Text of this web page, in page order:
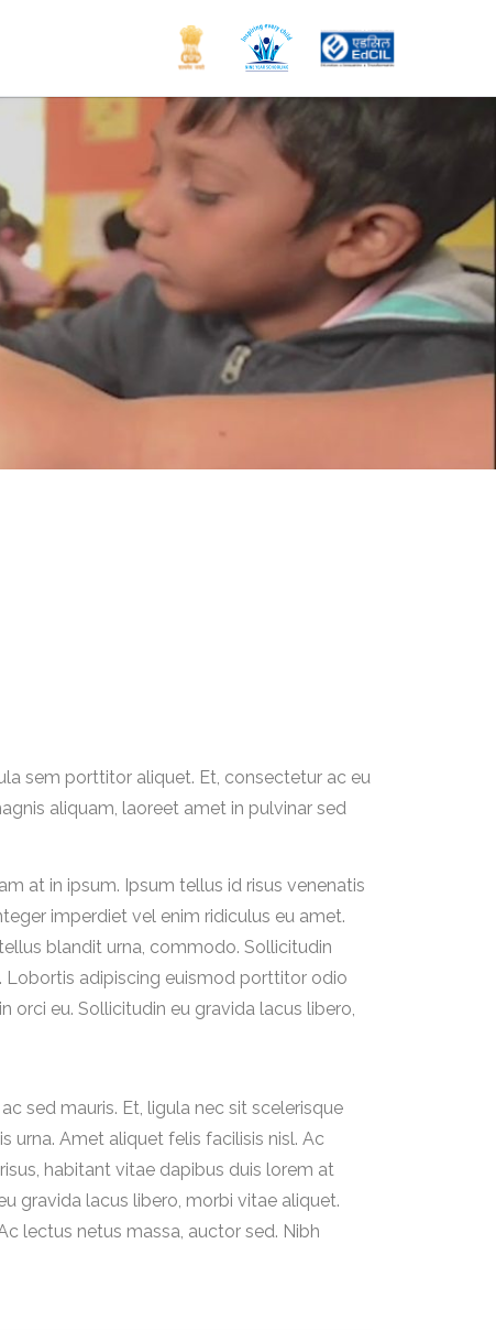
sem porttitor aliquet. Et, consectetur ac eu
aliquam, laoreet amet in pulvinar sed
at in ipsum. Ipsum tellus id risus venenatis
imperdiet vel enim ridiculus eu amet.
blandit urna, commodo. Sollicitudin
Lobortis adipiscing euismod porttitor odio
orci eu. Sollicitudin eu gravida lacus libero,
sed mauris. Et, ligula nec sit scelerisque
urna. Amet aliquet felis facilisis nisl. Ac
habitant vitae dapibus duis lorem at
gravida lacus libero, morbi vitae aliquet.
lectus netus massa, auctor sed. Nibh